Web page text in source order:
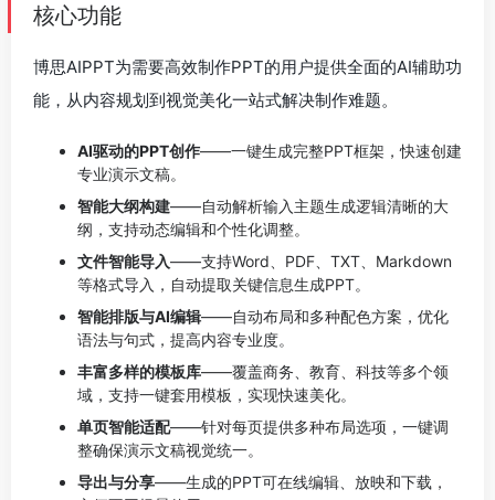
核心功能
博思AIPPT为需要高效制作PPT的用户提供全面的AI辅助功
能，从内容规划到视觉美化一站式解决制作难题。
AI驱动的PPT创作——一键生成完整PPT框架，快速创建
专业演示文稿。
智能大纲构建——自动解析输入主题生成逻辑清晰的大
纲，支持动态编辑和个性化调整。
文件智能导入——支持Word、PDF、TXT、Markdown
等格式导入，自动提取关键信息生成PPT。
智能排版与AI编辑——自动布局和多种配色方案，优化
语法与句式，提高内容专业度。
丰富多样的模板库——覆盖商务、教育、科技等多个领
域，支持一键套用模板，实现快速美化。
单页智能适配——针对每页提供多种布局选项，一键调
整确保演示文稿视觉统一。
导出与分享——生成的PPT可在线编辑、放映和下载，